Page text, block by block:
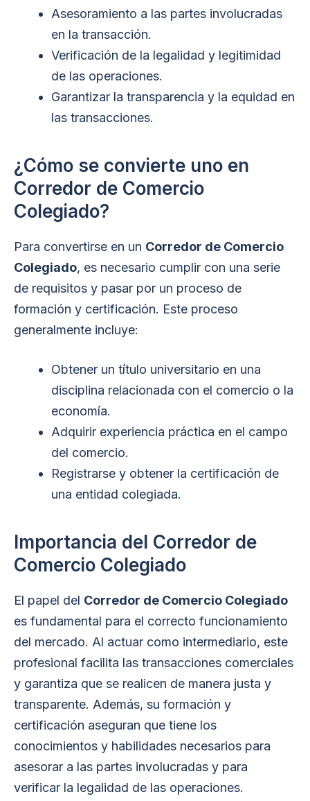
Asesoramiento a las partes involucradas
en la transacción.
Verificación de la legalidad y legitimidad
de las operaciones.
Garantizar la transparencia y la equidad en
las transacciones.
¿Cómo se convierte uno en
Corredor de Comercio
Colegiado?
Para convertirse en un Corredor de Comercio
Colegiado, es necesario cumplir con una serie
de requisitos y pasar por un proceso de
formación y certificación. Este proceso
generalmente incluye:
Obtener un título universitario en una
disciplina relacionada con el comercio o la
economía.
Adquirir experiencia práctica en el campo
del comercio.
Registrarse y obtener la certificación de
una entidad colegiada.
Importancia del Corredor de
Comercio Colegiado
El papel del Corredor de Comercio Colegiado
es fundamental para el correcto funcionamiento
del mercado. Al actuar como intermediario, este
profesional facilita las transacciones comerciales
y garantiza que se realicen de manera justa y
transparente. Además, su formación y
certificación aseguran que tiene los
conocimientos y habilidades necesarios para
asesorar a las partes involucradas y para
verificar la legalidad de las operaciones.